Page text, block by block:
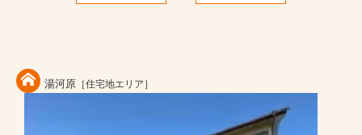
湯河原 ［住宅地エリア］